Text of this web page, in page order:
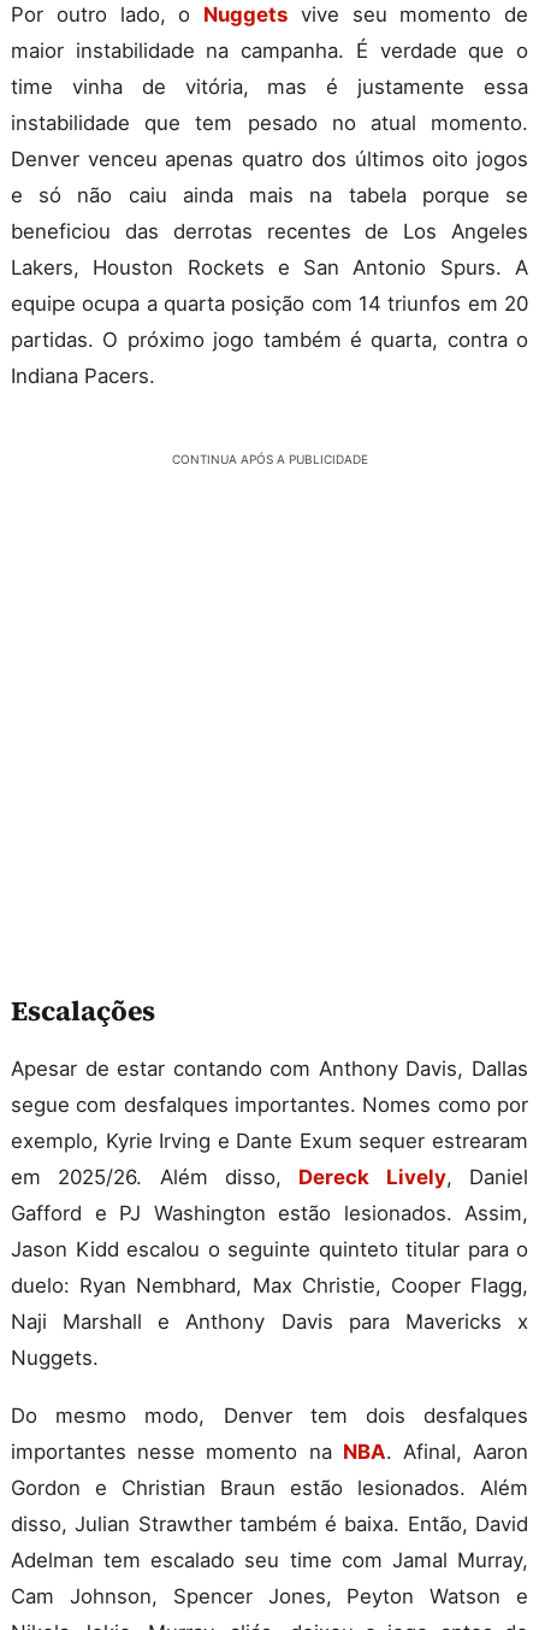
Por outro lado, o Nuggets vive seu momento de
maior instabilidade na campanha. É verdade que o
time vinha de vitória, mas é justamente essa
instabilidade que tem pesado no atual momento.
Denver venceu apenas quatro dos últimos oito jogos
e só não caiu ainda mais na tabela porque se
beneficiou das derrotas recentes de Los Angeles
Lakers, Houston Rockets e San Antonio Spurs. A
equipe ocupa a quarta posição com 14 triunfos em 20
partidas. O próximo jogo também é quarta, contra o
Indiana Pacers.
CONTINUA APÓS A PUBLICIDADE
Escalações
Apesar de estar contando com Anthony Davis, Dallas
segue com desfalques importantes. Nomes como por
exemplo, Kyrie Irving e Dante Exum sequer estrearam
em 2025/26. Além disso, Dereck Lively, Daniel
Gafford e PJ Washington estão lesionados. Assim,
Jason Kidd escalou o seguinte quinteto titular para o
duelo: Ryan Nembhard, Max Christie, Cooper Flagg,
Naji Marshall e Anthony Davis para Mavericks x
Nuggets.
Do mesmo modo, Denver tem dois desfalques
importantes nesse momento na NBA. Afinal, Aaron
Gordon e Christian Braun estão lesionados. Além
disso, Julian Strawther também é baixa. Então, David
Adelman tem escalado seu time com Jamal Murray,
Cam Johnson, Spencer Jones, Peyton Watson e